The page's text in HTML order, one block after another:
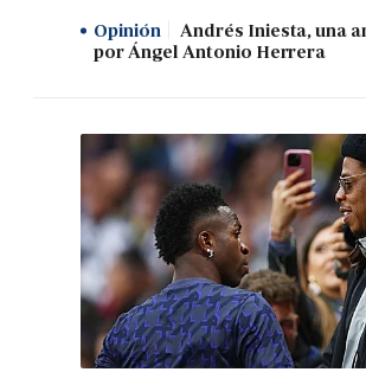
Opinión
Andrés Iniesta, una
por Ángel Antonio Herrera